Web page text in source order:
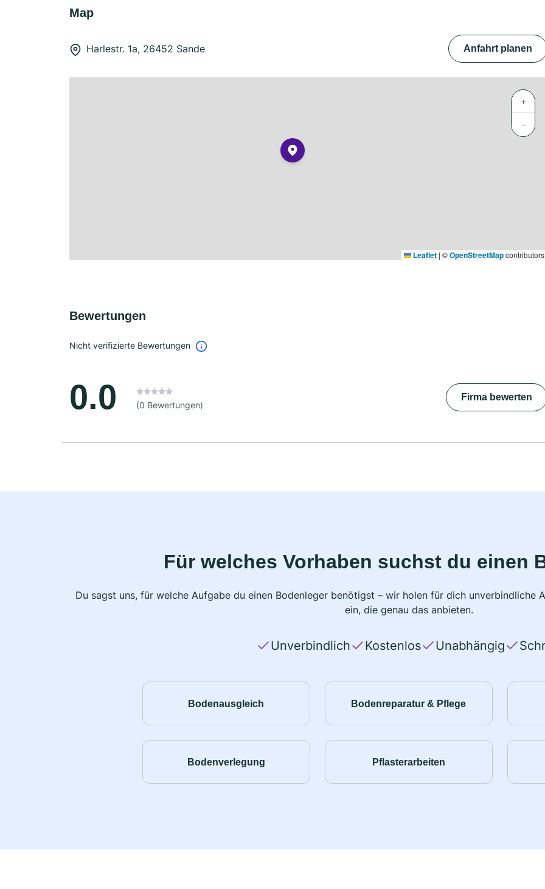
Map
Harlestr. 1a, 26452 Sande Anfahrt planen
+
−
Leaflet | ©OpenStreetMapcontributors
Bewertungen
Nicht verifizierte Bewertungen
0.0 (0 Bewertungen)
Firma bewerten
Für welches Vorhaben suchst du einen
Du sagst uns, für welche Aufgabe du einen Bodenleger benötigst – wir holen für dich unverbindliche
ein, die genau das anbieten.
Unverbindlich Kostenlos Unabhängig
Bodenausgleich Bodenreparatur & Pflege
Bodenverlegung Pflasterarbeiten